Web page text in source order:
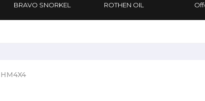
BRAVO SNORKEL
ROTHEN OIL
HM4X4